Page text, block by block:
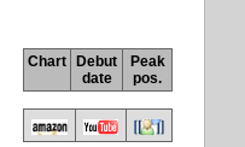
Chart
Debut
date
Peak
pos.